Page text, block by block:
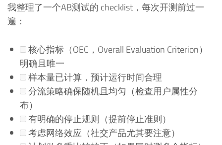
我整理了一个AB测试的 checklist，每次开测前过一
遍：
核心指标（OEC，Overall Evaluation Criterion）
明确且唯一
样本量已计算，预计运行时间合理
分流策略确保随机且均匀（检查用户属性分
布）
有明确的停止规则（提前停止准则）
考虑网络效应（社交产品尤其要注意）